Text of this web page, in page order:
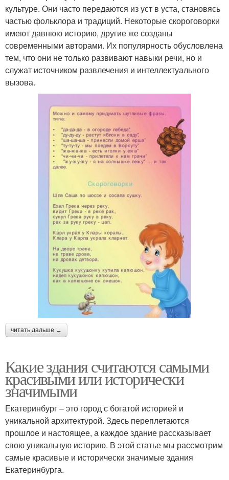
культуре. Они часто передаются из уст в уста, становясь
частью фольклора и традиций. Некоторые скороговорки
имеют давнюю историю, другие же созданы
современными авторами. Их популярность обусловлена
тем, что они не только развивают навыки речи, но и
служат источником развлечения и интеллектуального
вызова.
читать дальше →
Какие здания считаются самыми
красивыми или исторически
значимыми
Екатеринбург – это город с богатой историей и
уникальной архитектурой. Здесь переплетаются
прошлое и настоящее, а каждое здание рассказывает
свою уникальную историю. В этой статье мы рассмотрим
самые красивые и исторически значимые здания
Екатеринбурга.